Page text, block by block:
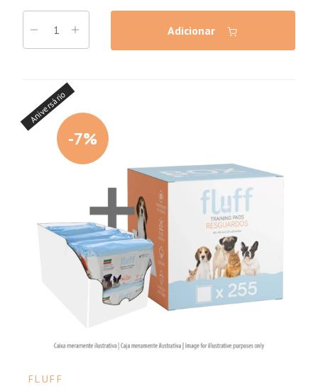
Adicionar
-7%
Aniversário
FLUFF